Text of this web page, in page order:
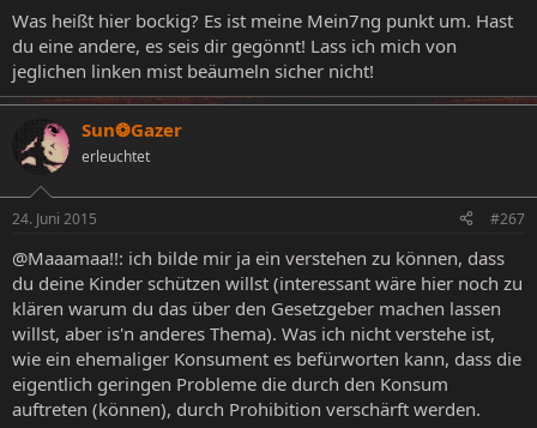
Was heißt hier bockig? Es ist meine Mein7ng punkt um. Hast
du eine andere, es seis dir gegönnt! Lass ich mich von
jeglichen linken mist beäumeln sicher nicht!
Sun❂Gazer
erleuchtet
24. Juni 2015 #267
@Maaamaa!!: ich bilde mir ja ein verstehen zu können, dass
du deine Kinder schützen willst (interessant wäre hier noch zu
klären warum du das über den Gesetzgeber machen lassen
willst, aber is'n anderes Thema). Was ich nicht verstehe ist,
wie ein ehemaliger Konsument es befürworten kann, dass die
eigentlich geringen Probleme die durch den Konsum
auftreten (können), durch Prohibition verschärft werden.